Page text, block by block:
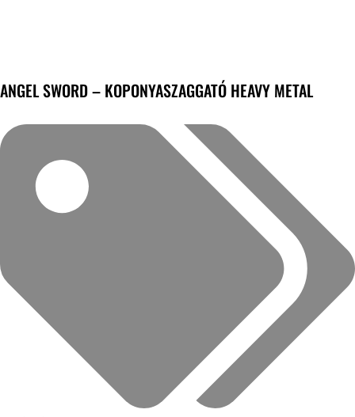
ANGEL SWORD – KOPONYASZAGGATÓ HEAVY METAL